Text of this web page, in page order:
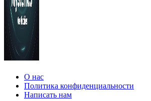
О нас
Политика конфиденциальности
Написать нам